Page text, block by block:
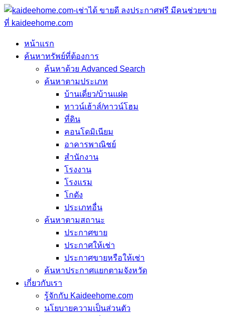
หน้าแรก
ค้นหาทรัพย์ที่ต้องการ
ค้นหาด้วย Advanced Search
ค้นหาตามประเภท
บ้านเดี่ยว/บ้านแฝด
ทาวน์เฮ้าส์/ทาวน์โฮม
ที่ดิน
คอนโดมิเนียม
อาคารพาณิชย์
สำนักงาน
โรงงาน
โรงแรม
โกดัง
ประเภทอื่น
ค้นหาตามสถานะ
ประกาศขาย
ประกาศให้เช่า
ประกาศขายหรือให้เช่า
ค้นหาประกาศแยกตามจังหวัด
เกี่ยวกับเรา
รู้จักกับ Kaideehome.com
นโยบายความเป็นส่วนตัว